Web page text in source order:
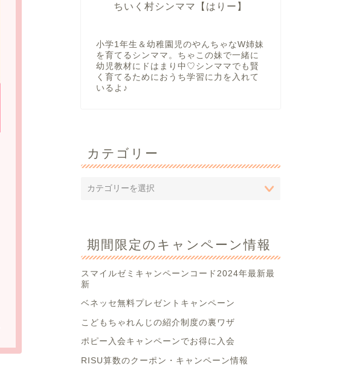
ちいく村シンママ【はりー】
小学1年生＆幼稚園児のやんちゃなW姉妹
を育てるシンママ。ちゃこの妹で一緒に
幼児教材にドはまり中♡シンママでも賢
く育てるためにおうち学習に力を入れて
いるよ♪
カテゴリー
期間限定のキャンペーン情報
スマイルゼミキャンペーンコード2024年最新最
新
ベネッセ無料プレゼントキャンペーン
こどもちゃれんじの紹介制度の裏ワザ
ポピー入会キャンペーンでお得に入会
RISU算数のクーポン・キャンペーン情報